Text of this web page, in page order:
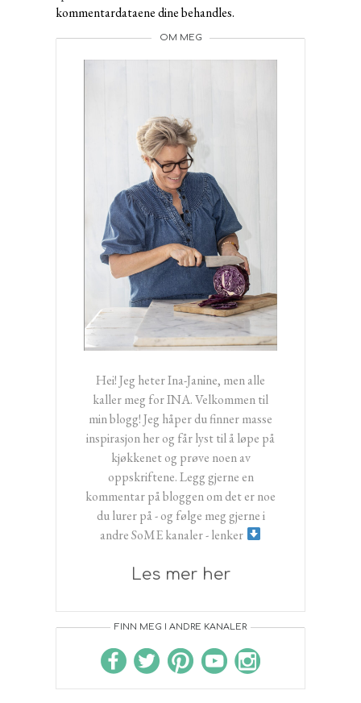
kommentardataene dine behandles.
OM MEG
Hei! Jeg heter Ina-Janine, men alle
kaller meg for INA. Velkommen til
min blogg! Jeg håper du finner masse
inspirasjon her og får lyst til å løpe på
kjøkkenet og prøve noen av
oppskriftene. Legg gjerne en
kommentar på bloggen om det er noe
du lurer på - og følge meg gjerne i
andre SoME kanaler - lenker
Les mer her
FINN MEG I ANDRE KANALER